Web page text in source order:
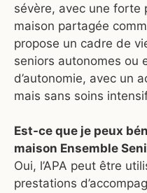
sévère, avec une forte
maison partagée
propose un cadre de
seniors autonomes ou
d’autonomie, avec un
mais sans soins
Est-ce que je peux
maison Ensemble
Oui, l’APA peut être
prestations